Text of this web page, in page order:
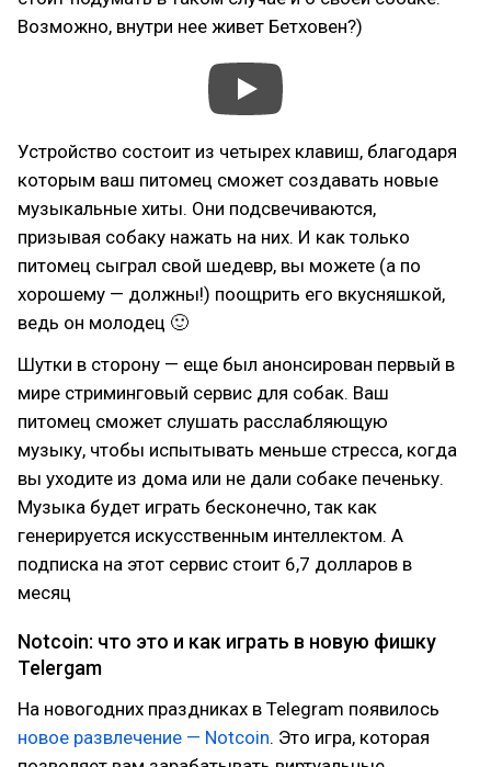
Возможно, внутри нее живет Бетховен?)
Устройство состоит из четырех клавиш, благодаря
которым ваш питомец сможет создавать новые
музыкальные хиты. Они подсвечиваются,
призывая собаку нажать на них. И как только
питомец сыграл свой шедевр, вы можете (а по
хорошему — должны!) поощрить его вкусняшкой,
ведь он молодец 🙂
Шутки в сторону — еще был анонсирован первый в
мире стриминговый сервис для собак. Ваш
питомец сможет слушать расслабляющую
музыку, чтобы испытывать меньше стресса, когда
вы уходите из дома или не дали собаке печеньку.
Музыка будет играть бесконечно, так как
генерируется искусственным интеллектом. А
подписка на этот сервис стоит 6,7 долларов в
месяц
Notcoin: что это и как играть в новую фишку
Telergam
На новогодних праздниках в Telegram появилось
новое развлечение — Notcoin. Это игра, которая